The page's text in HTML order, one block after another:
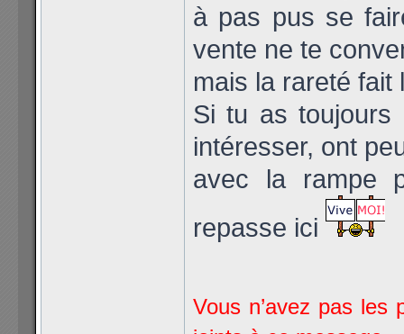
à pas pus se
vente ne te
mais la rareté
Si tu as toujours
intéresser, ont
avec la rampe
repasse ici
Vous n’avez pas les